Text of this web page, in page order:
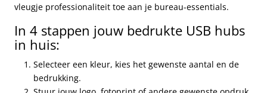
vleugje professionaliteit toe aan je bureau-essentials.
In 4 stappen jouw bedrukte USB hubs
in huis:
Selecteer een kleur, kies het gewenste aantal en de
bedrukking.